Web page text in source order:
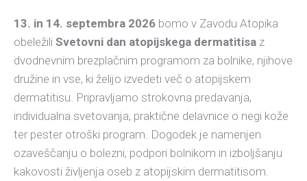
13. in 14. septembra 2026 bomo v Zavodu Atopika
obeležili Svetovni dan atopijskega dermatitisa z
dvodnevnim brezplačnim programom za bolnike, njihove
družine in vse, ki želijo izvedeti več o atopijskem
dermatitisu. Pripravljamo strokovna predavanja,
individualna svetovanja, praktične delavnice o negi kože
ter pester otroški program. Dogodek je namenjen
ozaveščanju o bolezni, podpori bolnikom in izboljšanju
kakovosti življenja oseb z atopijskim dermatitisom.